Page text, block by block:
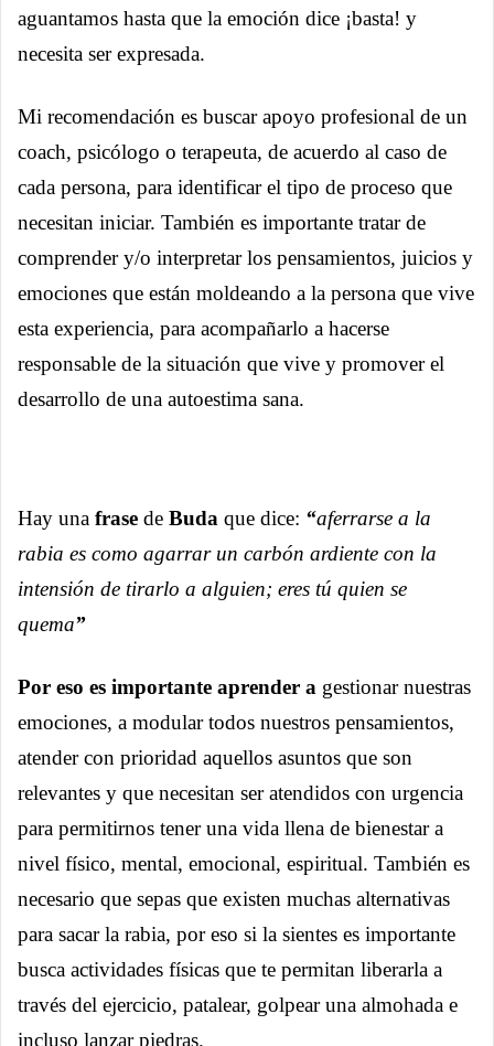
aguantamos hasta que la emoción dice ¡basta! y
necesita ser expresada.
Mi recomendación es buscar apoyo profesional de un
coach, psicólogo o terapeuta, de acuerdo al caso de
cada persona, para identificar el tipo de proceso que
necesitan iniciar. También es importante tratar de
comprender y/o interpretar los pensamientos, juicios y
emociones que están moldeando a la persona que vive
esta experiencia, para acompañarlo a hacerse
responsable de la situación que vive y promover el
desarrollo de una autoestima sana.
Hay una frase de Buda que dice: “aferrarse a la
rabia es como agarrar un carbón ardiente con la
intensión de tirarlo a alguien; eres tú quien se
quema”
Por eso es importante aprender a gestionar nuestras
emociones, a modular todos nuestros pensamientos,
atender con prioridad aquellos asuntos que son
relevantes y que necesitan ser atendidos con urgencia
para permitirnos tener una vida llena de bienestar a
nivel físico, mental, emocional, espiritual. También es
necesario que sepas que existen muchas alternativas
para sacar la rabia, por eso si la sientes es importante
busca actividades físicas que te permitan liberarla a
través del ejercicio, patalear, golpear una almohada e
incluso lanzar piedras.